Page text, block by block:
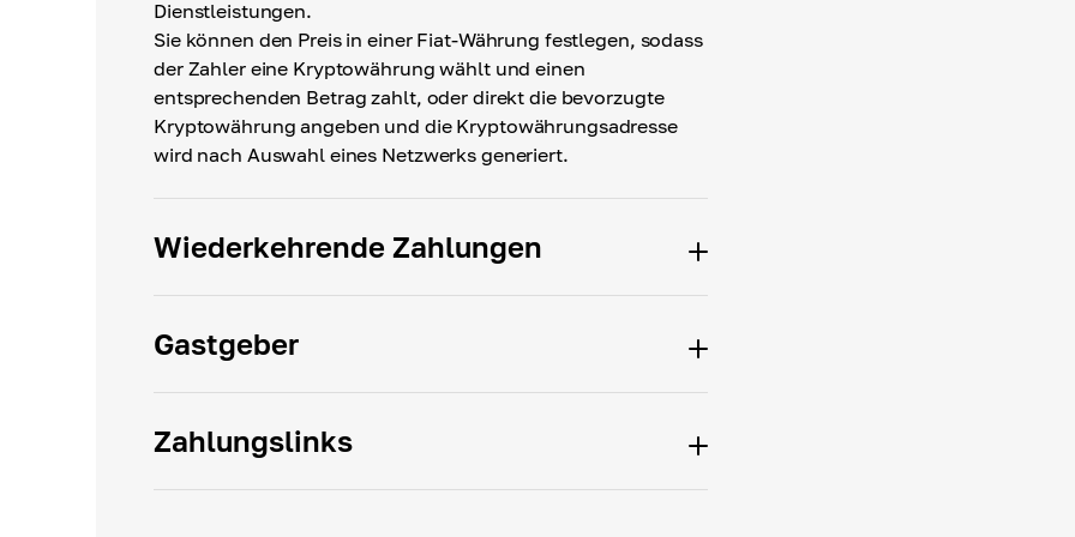
Dienstleistungen.
Sie können den Preis in einer Fiat-Währung festlegen, sodass
der Zahler eine Kryptowährung wählt und einen
entsprechenden Betrag zahlt, oder direkt die bevorzugte
Kryptowährung angeben und die Kryptowährungsadresse
wird nach Auswahl eines Netzwerks generiert.
Wiederkehrende Zahlungen
Gastgeber
Zahlungslinks